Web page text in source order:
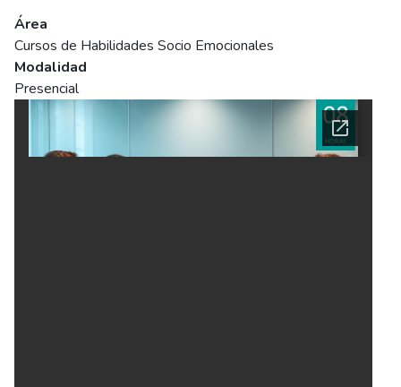
Área
Cursos de Habilidades Socio Emocionales
Modalidad
Presencial
Ficha del curso